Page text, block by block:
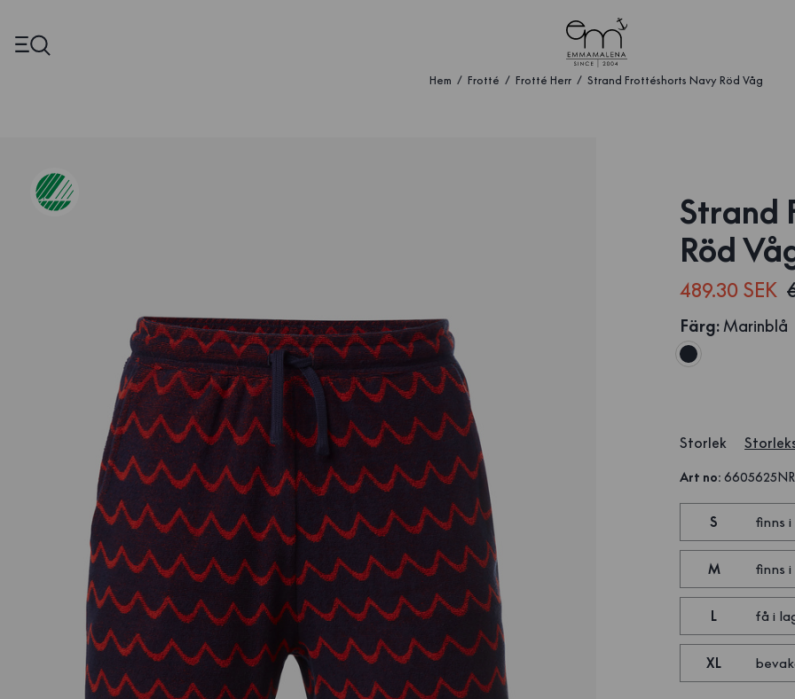
Hem Frotté Frotté Herr Strand Frottéshorts Navy Röd Våg
Strand
Röd
489.30 SEK
Färg:Marinblå
Storlek
Art no: 6605625NR
S finns
M finns
L få i
XL